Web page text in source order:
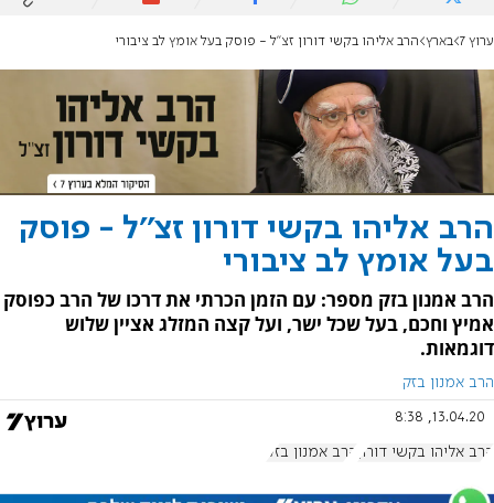
ערוץ 7 בארץ הרב אליהו בקשי דורון זצ''ל - פוסק בעל אומץ לב ציבורי
הרב אליהו בקשי דורון זצ''ל - פוסק
בעל אומץ לב ציבורי
הרב אמנון בזק מספר: עם הזמן הכרתי את דרכו של הרב כפוסק
אמיץ וחכם, בעל שכל ישר, ועל קצה המזלג אציין שלוש
דוגמאות.
הרב אמנון בזק
13.04.20, 8:38
הרב אליהו בקשי דורון הרב אמנון בזק